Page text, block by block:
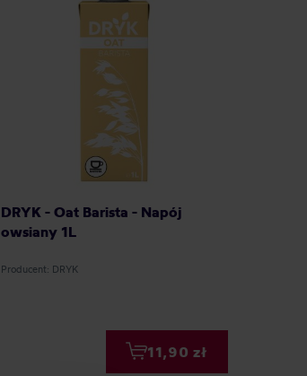
DRYK - Oat Barista - Napój
owsiany 1L
Producent: DRYK
11,90 zł